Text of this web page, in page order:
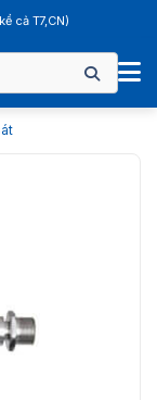
cả T7,CN)